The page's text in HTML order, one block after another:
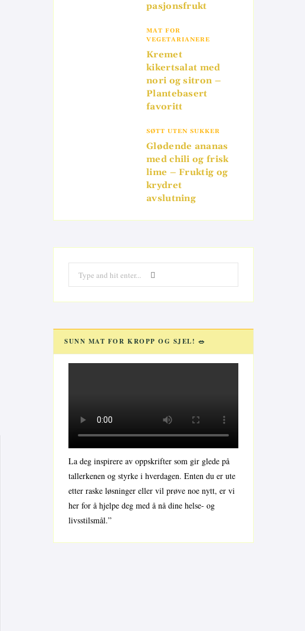
pasjonsfrukt
MAT FOR
VEGETARIANERE
Kremet
kikertsalat med
nori og sitron –
Plantebasert
favoritt
SØTT UTEN SUKKER
Glødende ananas
med chili og frisk
lime – Fruktig og
krydret
avslutning
for:
SUNN MAT FOR KROPP OG SJEL! 🥗
La deg inspirere av oppskrifter som gir glede på
tallerkenen og styrke i hverdagen. Enten du er ute
etter raske løsninger eller vil prøve noe nytt, er vi
her for å hjelpe deg med å nå dine helse- og
livsstilsmål.”